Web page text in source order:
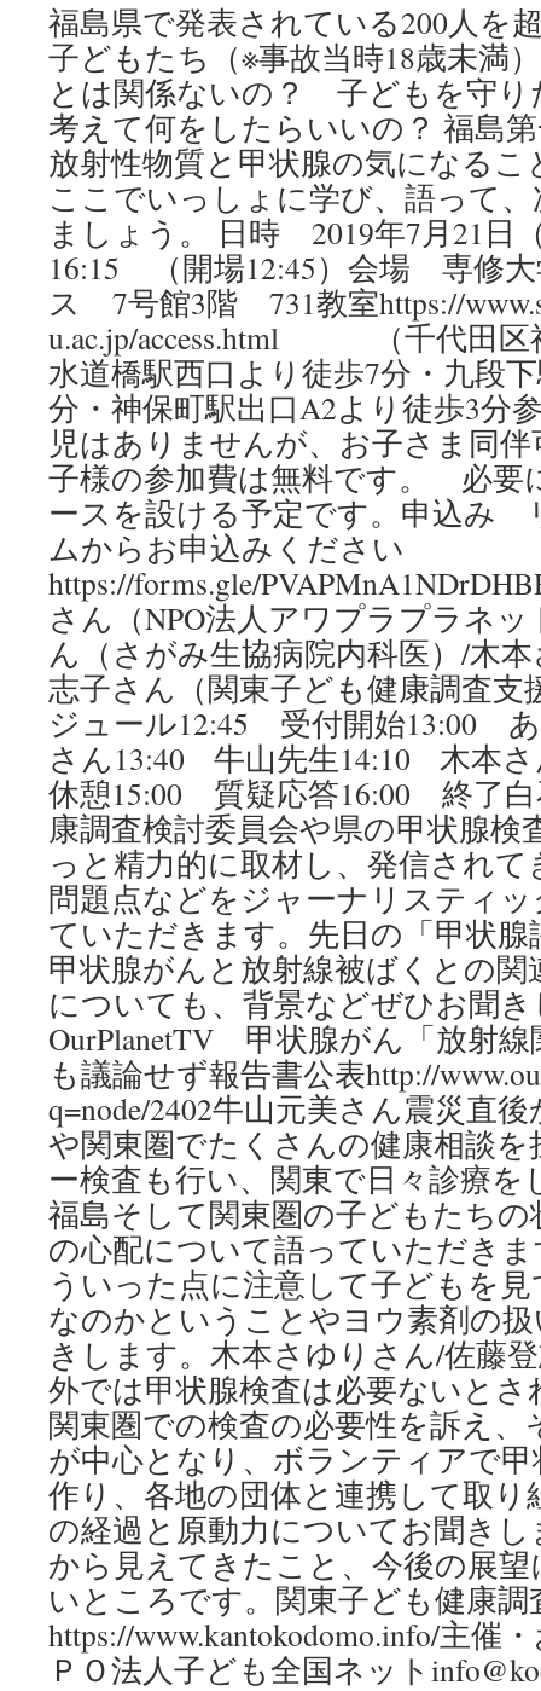
福島県で発表されている200人を
子どもたち（※事故当時18歳未満
とは関係ないの？ 子どもを守り
考えて何をしたらいいの？ 福島
放射性物質と甲状腺の気になる
ここでいっしょに学び、語って
ましょう。 日時 2019年7月21日
16:15 （開場12:45）会場 専修
ス 7号館3階 731教室https://
u.ac.jp/access.html （千代田
水道橋駅西口より徒歩7分・九段
分・神保町駅出口A2より徒歩3分
児はありませんが、お子さま同
子様の参加費は無料です。 必要
ースを設ける予定です。申込み
ムからお申込みく
https://forms.gle/
さん（NPO法人アワプラプラネ
ん（さがみ生協病院内科医）/木
志子さん（関東子ども健康調査支
ジュール12:45 受付開始13:00
さん13:40 牛山先生14:10 木本
休憩15:00 質疑応答16:00 終了白
康調査検討委員会や県の甲状腺検
っと精力的に取材し、発信され
問題点などをジャーナリスティ
ていただきます。先日の「甲状
甲状腺がんと放射線被ばくとの
についても、背景などぜひお聞
OurPlanetTV 甲状腺がん「放射
も議論せず報告書公表http://
q=node/2402牛山元美さん震災直
や関東圏でたくさんの健康相談
ー検査も行い、関東で日々診療
福島そして関東圏の子どもたち
の心配について語っていただき
ういった点に注意して子どもを
なのかということやヨウ素剤の
きします。木本さゆりさん/佐藤
外では甲状腺検査は必要ないと
関東圏での検査の必要性を訴え
が中心となり、ボランティアで
作り、各地の団体と連携して取
の経過と原動力についてお聞き
から見えてきたこと、今後の展
いところです。関東子ども健康調
https://www.kantokodomo.info/主催
ＰＯ法人子ども全国ネット